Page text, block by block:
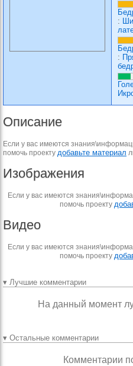
:
:
Описание
Если у вас имеются
помочь проекту добавьте материал
Изображения
Если у вас имеются
помочь проекту
Видео
Если у вас имеются
помочь проекту
▾ Лучшие комментарии
На данный момент
▾ Остальные комментарии
Комментарии